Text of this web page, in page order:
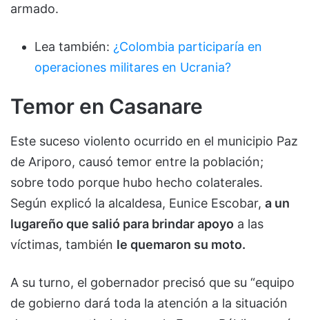
armado.
Lea también: ¿Colombia participaría en
operaciones militares en Ucrania?
Temor en Casanare
Este suceso violento ocurrido en el municipio Paz
de Ariporo, causó temor entre la población;
sobre todo porque hubo hecho colaterales.
Según explicó la alcaldesa, Eunice Escobar, a un
lugareño que salió para brindar apoyo a las
víctimas, también le quemaron su moto.
A su turno, el gobernador precisó que su “equipo
de gobierno dará toda la atención a la situación